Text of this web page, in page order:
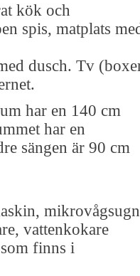
kök och
spis, matplats
dusch. Tv
har en 140 cm
har en
sängen är 90 cm
vattenkokare
finns i